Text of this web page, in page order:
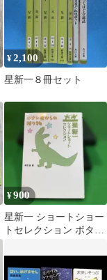
¥2,100
星新一８冊セット
¥900
星新一 ショートショー
トセレクション ボタン